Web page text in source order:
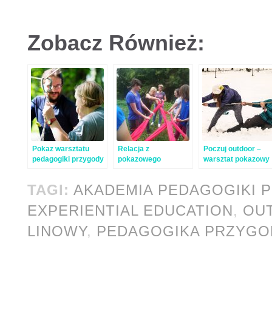
Zobacz Również:
Pokaz warsztatu
pedagogiki przygody
Relacja z
pokazowego
we Wrocławiu
Poczuj outdoor –
warsztat pokazowy
TAGI: AKADEMIA PEDAGOGIKI
EXPERIENTIAL EDUCATION,
LINOWY, PEDAGOGIKA